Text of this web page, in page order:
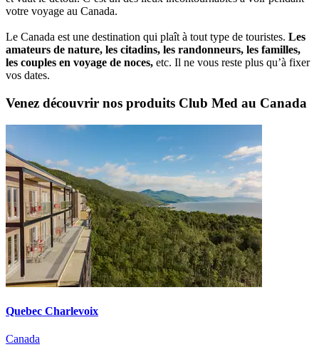
votre voyage au Canada.
Le Canada est une destination qui plaît à tout type de touristes. Les
amateurs de nature, les citadins, les randonneurs, les familles,
les couples en voyage de noces, etc. Il ne vous reste plus qu’à fixer
vos dates.
Venez découvrir nos produits Club Med au Canada
Quebec Charlevoix
Canada